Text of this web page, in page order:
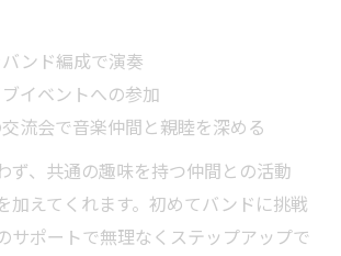
ンド編成で演奏
イベントへの参加
流会で音楽仲間と親睦を深める
ず、共通の趣味を持つ仲間との活動
加えてくれます。初めてバンドに挑戦
サポートで無理なくステップアップで